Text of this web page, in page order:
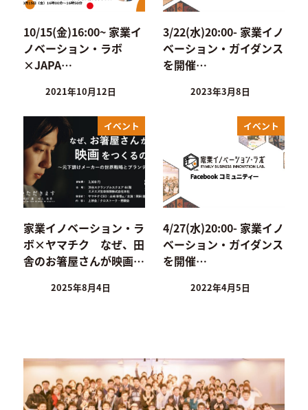
10/15(金)16:00~ 家業イ
ノベーション・ラボ
×JAPA…
2021年10月12日
3/22(水)20:00- 家業イノ
ベーション・ガイダンス
を開催…
2023年3月8日
イベント
家業イノベーション・ラ
ボ×ヤマチク なぜ、田
舎のお箸屋さんが映画…
2025年8月4日
イベント
4/27(水)20:00- 家業イノ
ベーション・ガイダンス
を開催…
2022年4月5日